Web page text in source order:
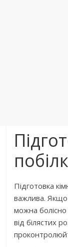
Підготовка
важлива. Якщо
можна болісно
від білястих